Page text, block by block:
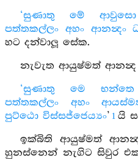
‘සුණාතු මේ
පත්තකල්ලං අහං ආනන්‍දං
හට දන්වාලූ සේක.
නැවැත ආයුෂ්මත්
‘සුණාතු මෙ
පත්තකල්ලං අහං
පුට්ඨො විස්සජ්ජෙය්‍යං’ 1 යි
ඉක්බිති ආයුෂ්මත්
හුනස්නෙන් නැගිට සිවුර